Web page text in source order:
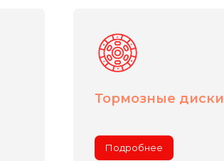
Тормозные диски
Подробнее